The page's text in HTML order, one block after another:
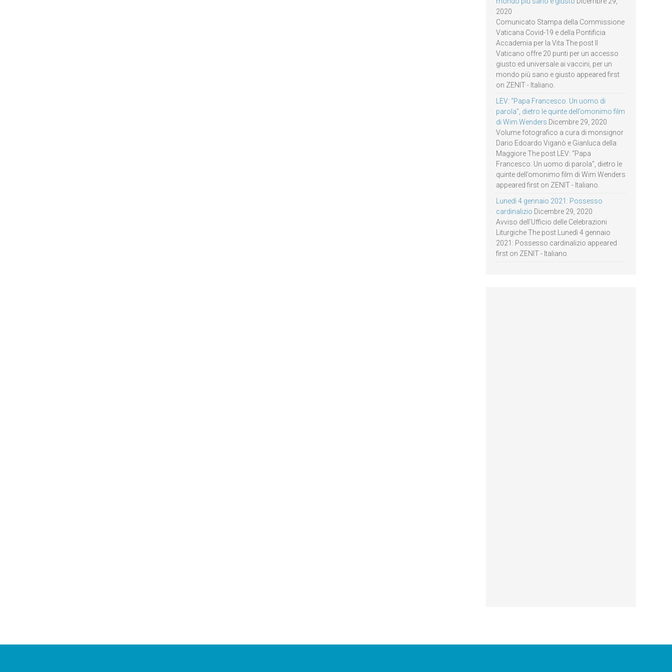
2020
Comunicato Stampa della Commissione
Vaticana Covid-19 e della Pontificia
Accademia per la Vita The post Il
Vaticano offre 20 punti per un accesso
giusto ed universale ai vaccini, per un
mondo più sano e giusto appeared first
on ZENIT - Italiano.
LEV: “Papa Francesco. Un uomo di
parola”, dietro le quinte dell’omonimo film
di Wim Wenders Dicembre 29, 2020
Volume fotografico a cura di monsignor
Dario Edoardo Viganò e Gianluca della
Maggiore The post LEV: “Papa
Francesco. Un uomo di parola”, dietro le
quinte dell’omonimo film di Wim Wenders
appeared first on ZENIT - Italiano.
Lunedì 4 gennaio 2021: Possesso
cardinalizio Dicembre 29, 2020
Avviso dell’Ufficio delle Celebrazioni
Liturgiche The post Lunedì 4 gennaio
2021: Possesso cardinalizio appeared
first on ZENIT - Italiano.